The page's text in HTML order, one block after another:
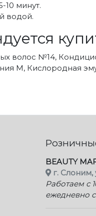
10 минут.
водой.
волос №14,
М, Кислородная
BEAUTY
г. Слоним,
Работаем с
ежедневно